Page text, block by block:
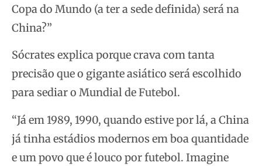
Copa do Mundo (a ter a sede definida) será na
China?”
Sócrates explica porque crava com tanta
precisão que o gigante asiático será escolhido
para sediar o Mundial de Futebol.
“Já em 1989, 1990, quando estive por lá, a China
já tinha estádios modernos em boa quantidade
e um povo que é louco por futebol. Imagine